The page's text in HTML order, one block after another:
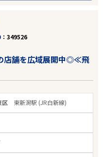
349526
店舗を広域展開中◎≪飛
区 東新潟駅 (JR白新線)